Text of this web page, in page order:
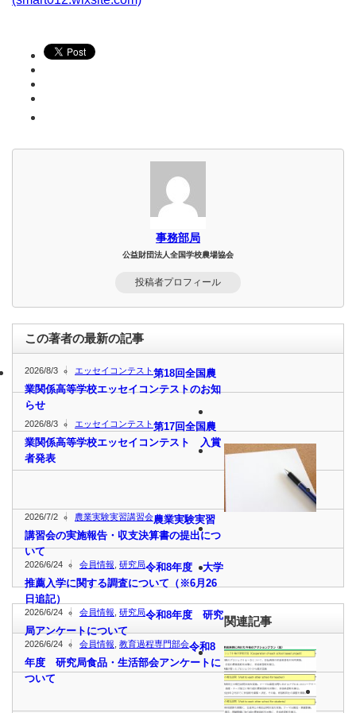
事務部局
公益財団法人全国学校農場協会
投稿者プロフィール
この著者の最新の記事
2026/8/3 エッセイコンテスト第18回全国農
業関係高等学校エッセイコンテストのお知
らせ
2026/8/3 エッセイコンテスト第17回全国農
業関係高等学校エッセイコンテスト 入賞
者発表
2026/7/2 農業実験実習講習会農業実験実習
講習会の実施報告・収支決算書の提出につ
いて
2026/6/24 会員情報, 研究局令和8年度 大学
推薦入学に関する調査について（※6月26
日追記）
2026/6/24 会員情報, 研究局令和8年度 研究
局アンケートについて
2026/6/24 会員情報, 教育過程専門部会令和8
年度 研究局食品・生活部会アンケートに
ついて
関連記事